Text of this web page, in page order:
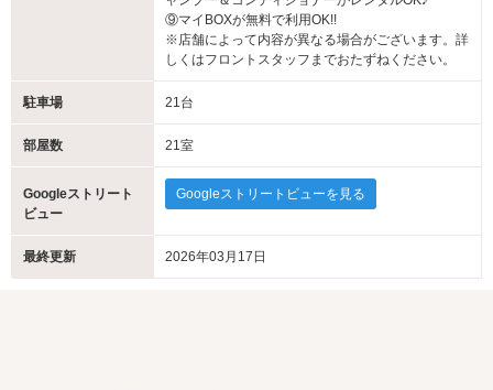
⑨マイBOXが無料で利用OK!!
※店舗によって内容が異なる場合がございます。詳
しくはフロントスタッフまでおたずねください。
駐車場 21台
部屋数 21室
Googleストリート
ビュー
Googleストリートビューを見る
最終更新 2026年03月17日